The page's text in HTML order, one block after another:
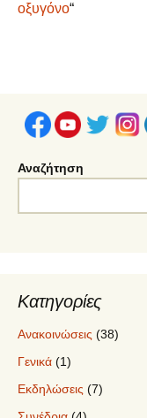
οξυγόνο“
Αναζήτηση
Κατηγορίες
Ανακοινώσεις (38)
Γενικά (1)
Εκδηλώσεις (7)